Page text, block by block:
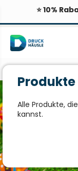
⭐ 10%
Inhalt
springen
Alle Produkte,
kannst.